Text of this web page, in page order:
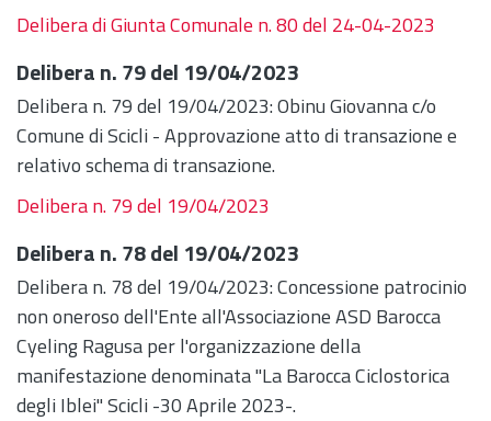
Delibera di Giunta Comunale n. 80 del 24-04-2023
Delibera n. 79 del 19/04/2023
Delibera n. 79 del 19/04/2023: Obinu Giovanna c/o
Comune di Scicli - Approvazione atto di transazione e
relativo schema di transazione.
Delibera n. 79 del 19/04/2023
Delibera n. 78 del 19/04/2023
Delibera n. 78 del 19/04/2023: Concessione patrocinio
non oneroso dell'Ente all'Associazione ASD Barocca
Cyeling Ragusa per l'organizzazione della
manifestazione denominata "La Barocca Ciclostorica
degli Iblei" Scicli -30 Aprile 2023-.